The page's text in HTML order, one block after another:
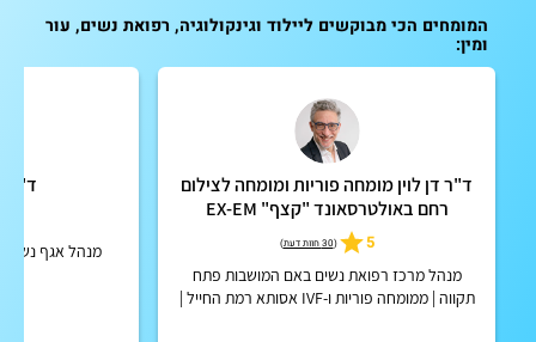
המומחים הכי מבוקשים ליילוד וגינקולוגיה, רפואת נשים, עור
ומין:
ד"ר דן לוין מומחה פוריות ומומחה לצילום
רחם באולטרסאונד "קצף" EX-EM
5
(30 חוות דעת )
מנהל מרכז רפואת נשים באם המושבות פתח
תקווה | ממומחה פוריות ו-IVF אסותא רמת החייל |
ד"ר